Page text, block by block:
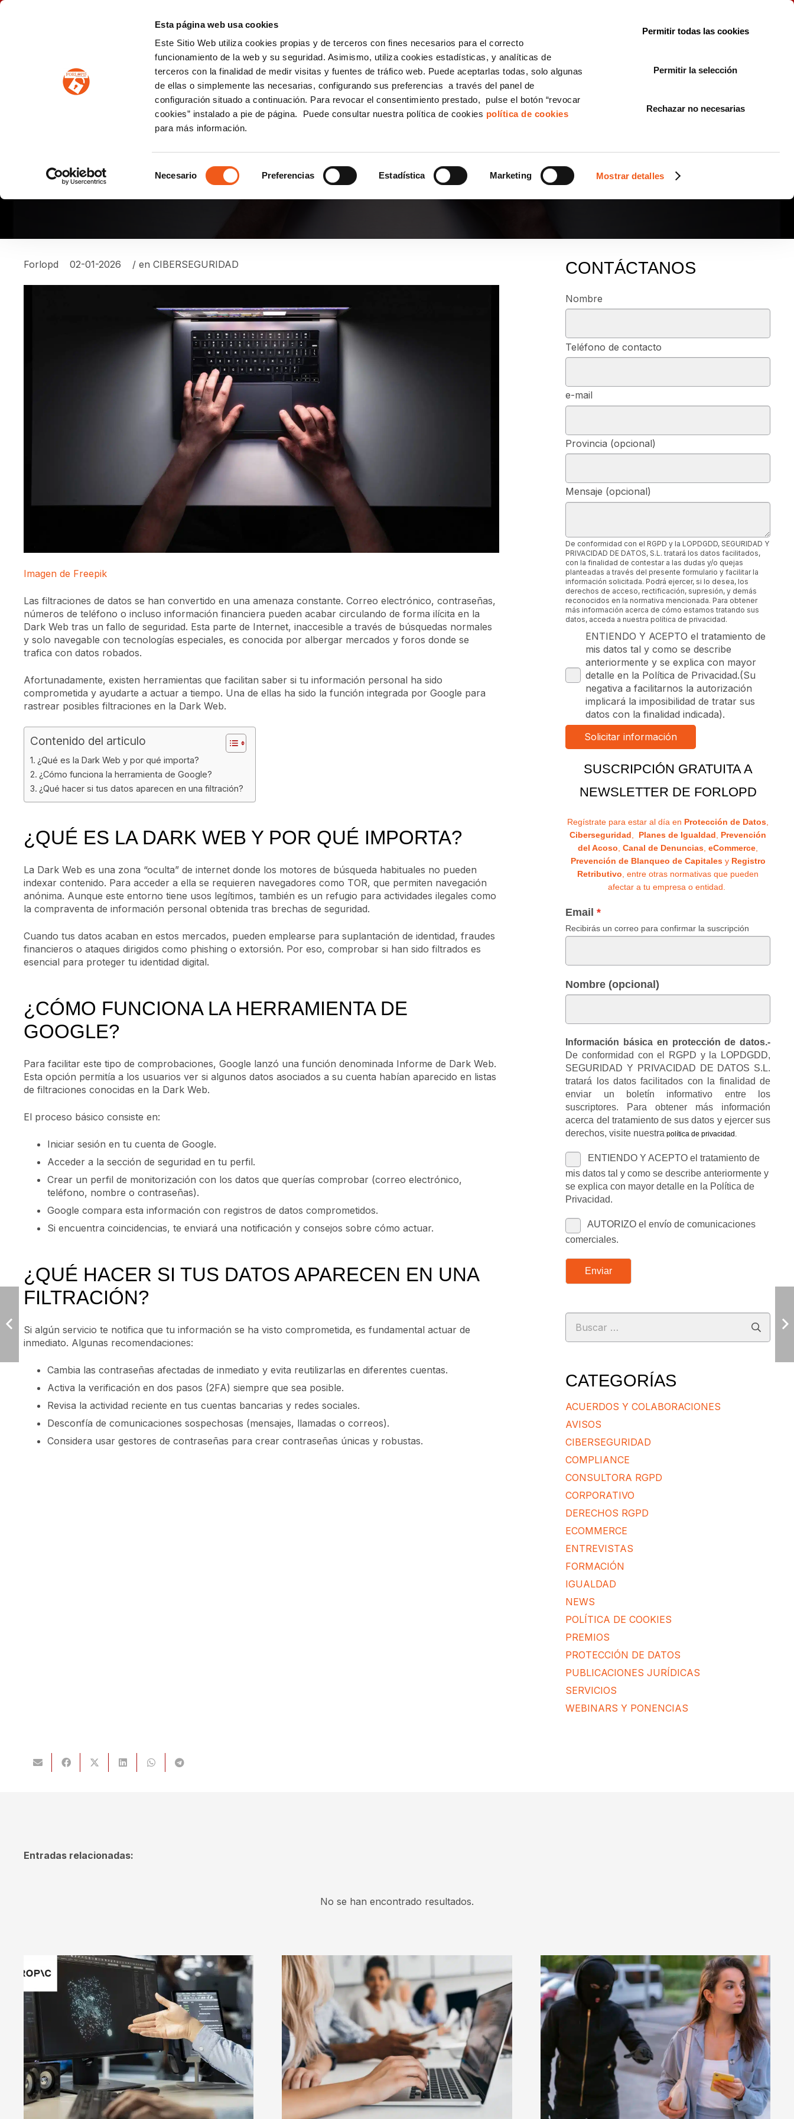
Esta página web usa cookies
Este Sitio Web utiliza cookies propias y de terceros con fines necesarios para el correcto
funcionamiento de la web y su seguridad. Asimismo, utiliza cookies estadísticas, y analíticas de
terceros con la finalidad de medir visitas y fuentes de tráfico web. Puede aceptarlas todas, solo algunas
de ellas o simplemente las necesarias, configurando sus preferencias a través del panel de
configuración situado a continuación. Para revocar el consentimiento prestado, pulse el botón “revocar
cookies” instalado a pie de página. Puede consultar nuestra política de cookies política de cookies
para más información.
de
Necesario Preferencias Estadística Marketing Mostrar detalles
Permitir todas las cookies
Permitir la selección
Rechazar no necesarias
PROTECCION DE DATOS IGUALDAD CONSULTORÍA ECOMMERCE LSSI CANAL DENUNCIAS
¿CÓMO SABER SI TUS DATOS SE ENCUENTRAN EN LA DARK
WEB?
Forlopd 02-01-2026 / enCIBERSEGURIDAD
Imagen de Freepik
Las filtraciones de datos se han convertido en una amenaza constante. Correo electrónico, contraseñas,
números de teléfono o incluso información financiera pueden acabar circulando de forma ilícita en la
Dark Web tras un fallo de seguridad. Esta parte de Internet, inaccesible a través de búsquedas normales
y solo navegable con tecnologías especiales, es conocida por albergar mercados y foros donde se
trafica con datos robados.
Afortunadamente, existen herramientas que facilitan saber si tu información personal ha sido
comprometida y ayudarte a actuar a tiempo. Una de ellas ha sido la función integrada por Google para
rastrear posibles filtraciones en la Dark Web.
Contenido del articulo
¿Qué es la Dark Web y por qué importa?
¿Cómo funciona la herramienta de Google?
¿Qué hacer si tus datos aparecen en una filtración?
¿QUÉ ES LA DARK WEB Y POR QUÉ IMPORTA?
La Dark Web es una zona “oculta” de internet donde los motores de búsqueda habituales no pueden
indexar contenido. Para acceder a ella se requieren navegadores como TOR, que permiten navegación
anónima. Aunque este entorno tiene usos legítimos, también es un refugio para actividades ilegales como
la compraventa de información personal obtenida tras brechas de seguridad.
Cuando tus datos acaban en estos mercados, pueden emplearse para suplantación de identidad, fraudes
financieros o ataques dirigidos como phishing o extorsión. Por eso, comprobar si han sido filtrados es
esencial para proteger tu identidad digital.
¿CÓMO FUNCIONA LA HERRAMIENTA DE
GOOGLE?
Para facilitar este tipo de comprobaciones, Google lanzó una función denominada Informe de Dark Web.
Esta opción permitía a los usuarios ver si algunos datos asociados a su cuenta habían aparecido en listas
de filtraciones conocidas en la Dark Web.
El proceso básico consiste en:
Iniciar sesión en tu cuenta de Google.
Acceder a la sección de seguridad en tu perfil.
Crear un perfil de monitorización con los datos que querías comprobar (correo electrónico,
teléfono, nombre o contraseñas).
Google compara esta información con registros de datos comprometidos.
Si encuentra coincidencias, te enviará una notificación y consejos sobre cómo actuar.
¿QUÉ HACER SI TUS DATOS APARECEN EN UNA
FILTRACIÓN?
Si algún servicio te notifica que tu información se ha visto comprometida, es fundamental actuar de
inmediato. Algunas recomendaciones:
Cambia las contraseñas afectadas de inmediato y evita reutilizarlas en diferentes cuentas.
Activa la verificación en dos pasos (2FA) siempre que sea posible.
Revisa la actividad reciente en tus cuentas bancarias y redes sociales.
Desconfía de comunicaciones sospechosas (mensajes, llamadas o correos).
Considera usar gestores de contraseñas para crear contraseñas únicas y robustas.
CONTÁCTANOS
Nombre
Teléfono de contacto
e-mail
Provincia (opcional)
Mensaje (opcional)
De conformidad con el RGPD y la LOPDGDD, SEGURIDAD Y
PRIVACIDAD DE DATOS, S.L. tratará los datos facilitados,
con la finalidad de contestar a las dudas y/o quejas
planteadas a través del presente formulario y facilitar la
información solicitada. Podrá ejercer, si lo desea, los
derechos de acceso, rectificación, supresión, y demás
reconocidos en la normativa mencionada. Para obtener
más información acerca de cómo estamos tratando sus
datos, acceda a nuestra política de privacidad.
ENTIENDO Y ACEPTO el tratamiento de
mis datos tal y como se describe
anteriormente y se explica con mayor
detalle en la Política de Privacidad.(Su
negativa a facilitarnos la autorización
implicará la imposibilidad de tratar sus
datos con la finalidad indicada).
SUSCRIPCIÓN GRATUITA A
NEWSLETTER DE FORLOPD
Regístrate para estar al día en Protección de Datos,
Ciberseguridad, Planes de Igualdad, Prevención
del Acoso,Canal de Denuncias, eCommerce,
Prevención de Blanqueo de Capitalesy Registro
Retributivo, entre otras normativas que pueden
afectar a tu empresa o entidad.
Email
Recibirás un correo para confirmar la suscripción
Nombre (opcional)
Información básica en protección de datos.-
De conformidad con el RGPD y la LOPDGDD,
SEGURIDAD Y PRIVACIDAD DE DATOS S.L.
tratará los datos facilitados con la finalidad de
enviar un boletín informativo entre los
suscriptores. Para obtener más información
acerca del tratamiento de sus datos y ejercer sus
derechos, visite nuestra política de privacidad .
ENTIENDO Y ACEPTO el tratamiento de
mis datos tal y como se describe anteriormente y
se explica con mayor detalle en la Política de
Privacidad.
AUTORIZO el envío de comunicaciones
comerciales.
Enviar
Buscar:
CATEGORÍAS
ACUERDOS Y COLABORACIONES
AVISOS
CIBERSEGURIDAD
COMPLIANCE
CONSULTORA RGPD
CORPORATIVO
DERECHOS RGPD
ECOMMERCE
ENTREVISTAS
FORMACIÓN
IGUALDAD
NEWS
POLÍTICA DE COOKIES
PREMIOS
PROTECCIÓN DE DATOS
PUBLICACIONES JURÍDICAS
SERVICIOS
WEBINARS Y PONENCIAS
Entradas relacionadas:
No se han encontrado resultados.